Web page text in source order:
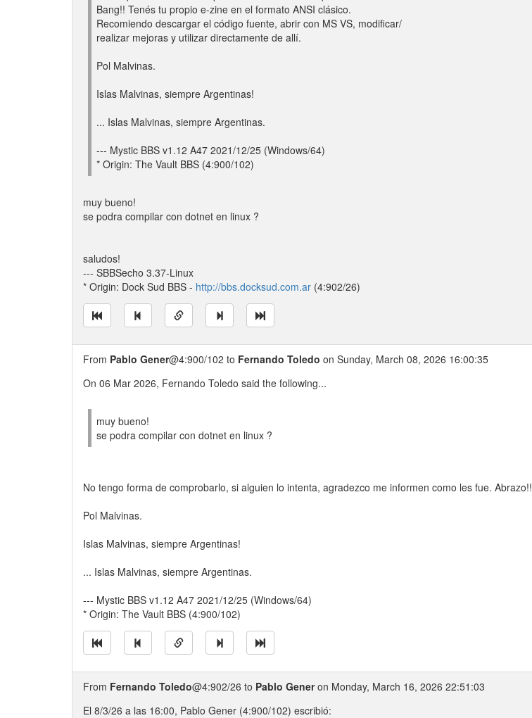
Bang!! Tenés tu propio e-zine en el formato ANSI clásico.
Recomiendo descargar el código fuente, abrir con MS VS, modificar/
realizar mejoras y utilizar directamente de allí.
Pol Malvinas.
Islas Malvinas, siempre Argentinas!
... Islas Malvinas, siempre Argentinas.
--- Mystic BBS v1.12 A47 2021/12/25 (Windows/64)
* Origin: The Vault BBS (4:900/102)
muy bueno!
se podra compilar con dotnet en linux ?
saludos!
--- SBBSecho 3.37-Linux
* Origin: Dock Sud BBS - http://bbs.docksud.com.ar (4:902/26)
From Pablo Gener@4:900/102 to Fernando Toledo on Sunday, March 08, 2026 16:00:35
On 06 Mar 2026, Fernando Toledo said the following...
muy bueno!
se podra compilar con dotnet en linux ?
No tengo forma de comprobarlo, si alguien lo intenta, agradezco me informen como les fue. Abrazo!!
Pol Malvinas.
Islas Malvinas, siempre Argentinas!
... Islas Malvinas, siempre Argentinas.
--- Mystic BBS v1.12 A47 2021/12/25 (Windows/64)
* Origin: The Vault BBS (4:900/102)
From Fernando Toledo@4:902/26 to Pablo Generon Monday, March 16, 2026 22:51:03
El 8/3/26 a las 16:00, Pablo Gener (4:900/102) escribió: